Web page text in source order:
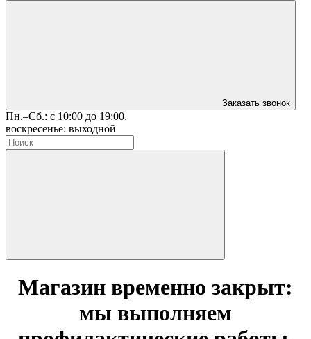
Заказать звонок
Пн.–Сб.: с 10:00 до 19:00,
воскресенье: выходной
Магазин временно закрыт:
мы выполняем